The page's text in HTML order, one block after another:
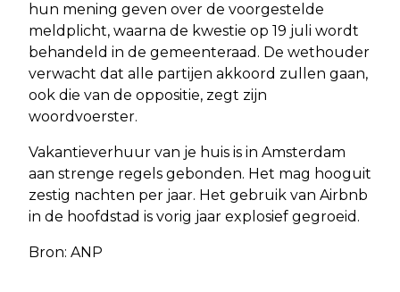
hun mening geven over de voorgestelde
meldplicht, waarna de kwestie op 19 juli wordt
behandeld in de gemeenteraad. De wethouder
verwacht dat alle partijen akkoord zullen gaan,
ook die van de oppositie, zegt zijn
woordvoerster.
Vakantieverhuur van je huis is in Amsterdam
aan strenge regels gebonden. Het mag hooguit
zestig nachten per jaar. Het gebruik van Airbnb
in de hoofdstad is vorig jaar explosief gegroeid.
Bron: ANP